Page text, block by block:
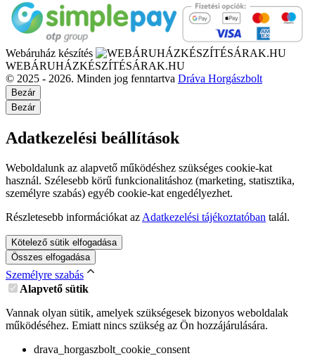
Webáruház készítés
WEBÁRUHÁZKÉSZÍTÉSÁRAK.HU
© 2025 - 2026. Minden jog fenntartva Dráva Horgászbolt
Bezár
Bezár
Adatkezelési beállítások
Weboldalunk az alapvető működéshez szükséges cookie-kat
használ. Szélesebb körű funkcionalitáshoz (marketing, statisztika,
személyre szabás) egyéb cookie-kat engedélyezhet.
Részletesebb információkat az Adatkezelési tájékoztatóban talál.
Kötelező sütik elfogadása
Összes elfogadása
Személyre szabás
Alapvető sütik
Vannak olyan sütik, amelyek szükségesek bizonyos weboldalak
működéséhez. Emiatt nincs szükség az Ön hozzájárulására.
drava_horgaszbolt_cookie_consent